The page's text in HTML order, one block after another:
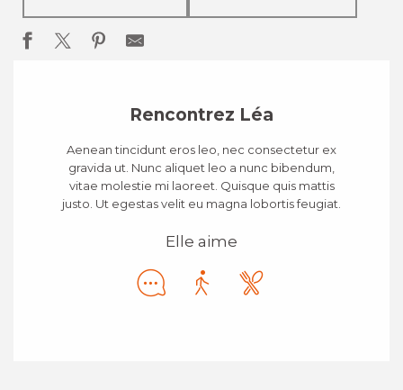
Rencontrez Léa
Aenean tincidunt eros leo, nec consectetur ex
gravida ut. Nunc aliquet leo a nunc bibendum,
vitae molestie mi laoreet. Quisque quis mattis
justo. Ut egestas velit eu magna lobortis feugiat.
Elle aime